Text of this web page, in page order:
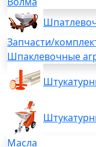
Запчасти/
Шпаклевочные
Масла